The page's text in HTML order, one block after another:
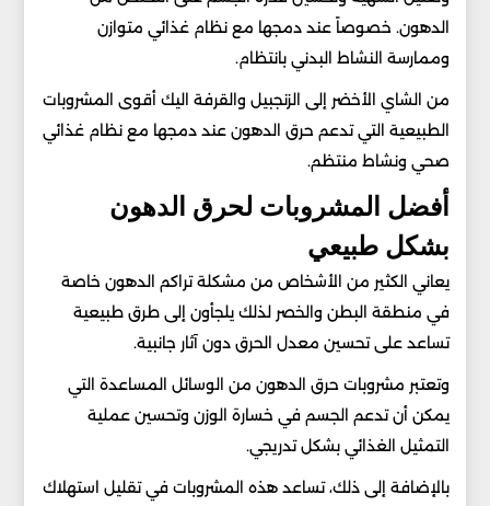
الدهون. خصوصاً عند دمجها مع نظام غذائي متوازن
وممارسة النشاط البدني بانتظام.
من الشاي الأخضر إلى الزنجبيل والقرفة اليك أقوى المشروبات
الطبيعية التي تدعم حرق الدهون عند دمجها مع نظام غذائي
صحي ونشاط منتظم.
أفضل المشروبات لحرق الدهون
بشكل طبيعي
يعاني الكثير من الأشخاص من مشكلة تراكم الدهون خاصة
في منطقة البطن والخصر لذلك يلجأون إلى طرق طبيعية
تساعد على تحسين معدل الحرق دون آثار جانبية.
وتعتبر مشروبات حرق الدهون من الوسائل المساعدة التي
يمكن أن تدعم الجسم في خسارة الوزن وتحسين عملية
التمثيل الغذائي بشكل تدريجي.
بالإضافة إلى ذلك، تساعد هذه المشروبات في تقليل استهلاك